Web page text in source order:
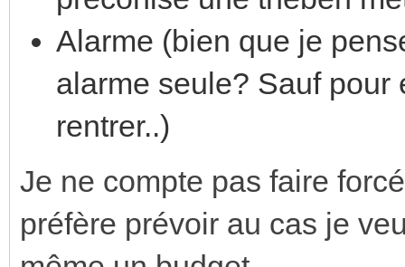
Alarme (bien que je
alarme seule? Sauf pour
rentrer..)
Je ne compte pas faire
préfère prévoir au cas je